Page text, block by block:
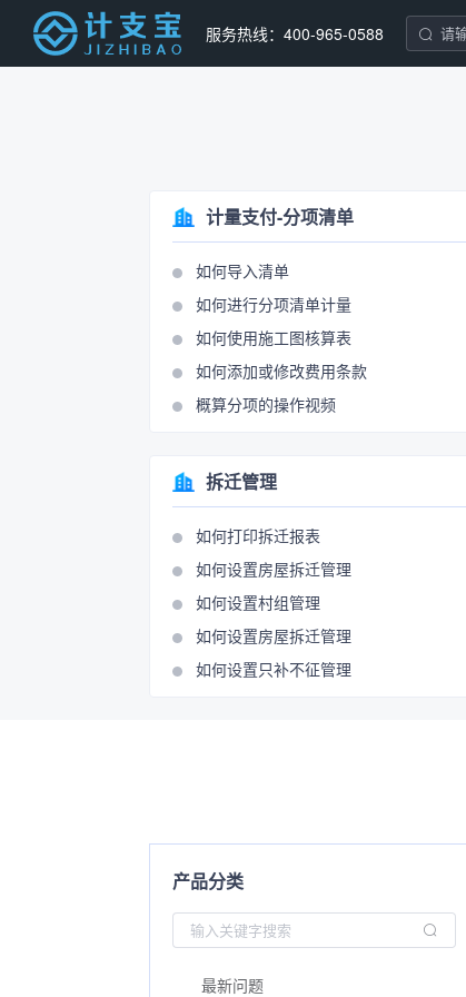
服务热线：400-965-0588
计量支付-分项清单
如何导入清单
如何进行分项清单计量
如何使用施工图核算表
如何添加或修改费用条款
概算分项的操作视频
拆迁管理
如何打印拆迁报表
如何设置房屋拆迁管理
如何设置村组管理
如何设置房屋拆迁管理
如何设置只补不征管理
产品分类
最新问题